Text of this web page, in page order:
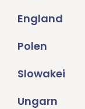
England
Polen
Slowakei
Ungarn